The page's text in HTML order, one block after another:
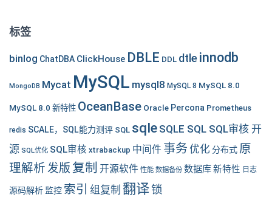
标签
binlog ChatDBA ClickHouse DBLE DDL dtleinnodb
MongoDB Mycat MySQL mysql8 MySQL 8 MySQL 8.0
MySQL 8.0 新特性 OceanBase Oracle Percona Prometheus
redis SCALE，SQL能力测评 SQL sqle SQLE SQL SQL审核 开
源 SQL优化 SQL审核 xtrabackup 中间件 事务 优化 分布式 原
理解析发版 复制 开源软件 性能 数据备份 数据库新特性 日志
源码解析 监控 索引 组复制 翻译锁